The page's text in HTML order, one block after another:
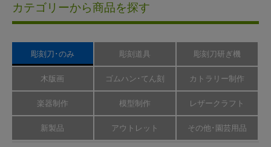
カテゴリーから商品を探す
彫刻刀･のみ 彫刻道具 彫刻刀研ぎ機
木版画 ゴムハン･てん刻 カトラリー制作
楽器制作 模型制作 レザークラフト
新製品 アウトレット その他･園芸用品